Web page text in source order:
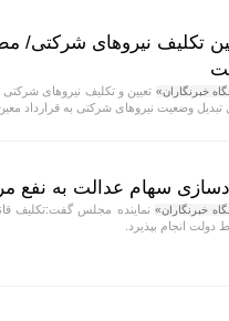
تکلیف نیروهای شرکتی/
خبرنگاران» تعیین و تکلیف نیرو‌های
تبدیل وضعیت نیرو‌های شرکتی به قرارداد
سهام عدالت به نفع
خبرنگاران» نماینده مجلس گفت:تکلیف
دولت انجام بپذیرد.